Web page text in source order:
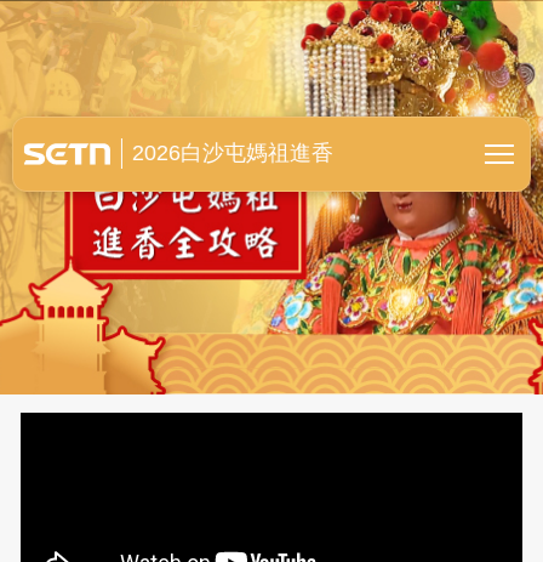
白沙屯媽祖進香全紀錄
2026白沙屯媽祖進香